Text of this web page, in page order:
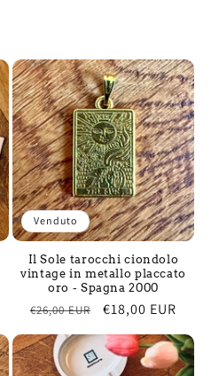
Venduto
Il Sole tarocchi ciondolo
vintage in metallo placcato
oro - Spagna 2000
Prezzo
listino
€26,00 EUR
Prezzo
€18,00 EUR